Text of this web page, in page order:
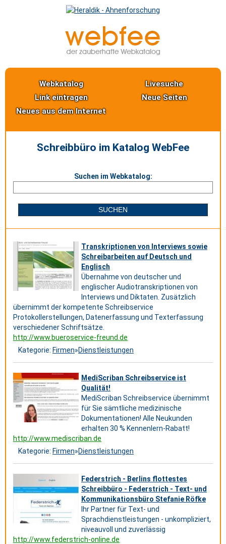
Webkatalog
Livesuche
Link eintragen
Neue Seiten
Neues aus dem Internet
Schreibbüro im Katalog WebFee
Suchen im Webkatalog:
Transkriptionen von Interviews sowie
Schreibarbeiten auf Deutsch und
Englisch
Übernahme von deutscher und
englischer Audiotranskriptionen von
Interviews und Diktaten. Zusätzlich
übernimmt der kompetente Schreibservice
Protokollerstellungen, Datenerfassung und Texterfassung
verschiedener Schriftsätze.
http://www.bueroservice-freund.de
Kategorie: Firmen»Dienstleistungen
MediScriban Schreibservice ist
Qualität!
MediScriban Schreibservice übernimmt
für Sie sämtliche medizinische
Dokumentationen! Alle Neukunden
erhalten 30 % Kennenlern-Rabatt!
http://www.mediscriban.de
Kategorie: Firmen»Dienstleistungen
Federstrich - Berlins flottestes
Schreibbüro - Federstrich - Text- und
Kommunikationsbüro Stefanie Röfke
Ihr Partner für Text- und
Sprachdienstleistungen - unkompliziert,
niveauvoll und zuverlässig
http://www.federstrich-online.de